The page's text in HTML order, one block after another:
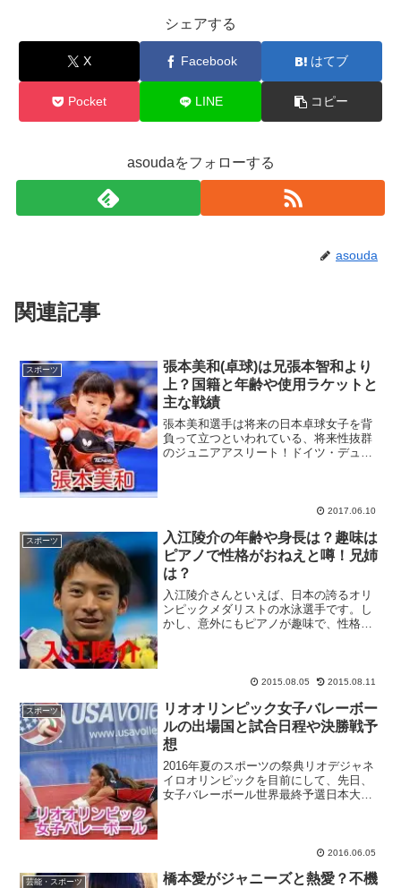
シェアする
X Facebook はてブ
Pocket LINE コピー
asoudaをフォローする
asouda
関連記事
スポーツ
張本美和(卓球)は兄張本智和より
上？国籍と年齢や使用ラケットと
主な戦績
張本美和選手は将来の日本卓球女子を背
負って立つといわれている、将来性抜群
のジュニアアスリート！ドイツ・デュッ
2017.06.10
スポーツ
入江陵介の年齢や身長は？趣味は
ピアノで性格がおねえと噂！兄姉
は？
入江陵介さんといえば、日本の誇るオリ
ンピックメダリストの水泳選手です。し
かし、意外にもピアノが趣味で、性格が
さんのすべてを、ググッと...
2015.08.05 2015.08.11
スポーツ
リオオリンピック女子バレーボー
ルの出場国と試合日程や決勝戦予
想
2016年夏のスポーツの祭典リオデジャネ
イロオリンピックを目前にして、先日、
女子バレーボール世界最終予選日本大会
2016.06.05
芸能・スポーツ
橋本愛がジャニーズと熱愛？不機